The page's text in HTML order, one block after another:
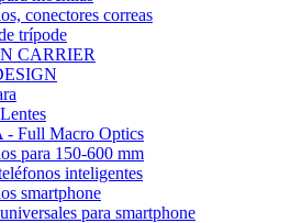
conectores correas
trípode
CARRIER
- Full Macro Optics
para 150-600 mm
inteligentes
smartphone
para smartphone